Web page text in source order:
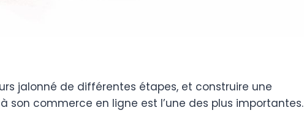
jalonné de différentes étapes, et construire une
son commerce en ligne est l’une des plus importantes.